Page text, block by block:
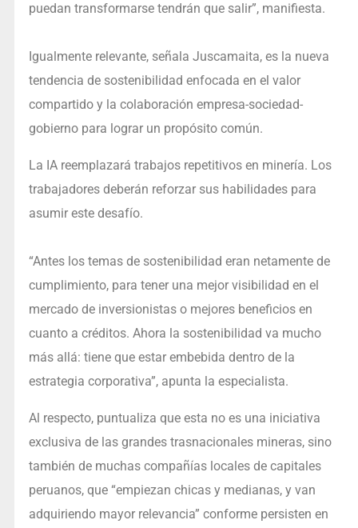
puedan transformarse tendrán que salir”, manifiesta.
Igualmente relevante, señala Juscamaita, es la nueva
tendencia de sostenibilidad enfocada en el valor
compartido y la colaboración empresa-sociedad-
gobierno para lograr un propósito común.
La IA reemplazará trabajos repetitivos en minería. Los
trabajadores deberán reforzar sus habilidades para
asumir este desafío.
“Antes los temas de sostenibilidad eran netamente de
cumplimiento, para tener una mejor visibilidad en el
mercado de inversionistas o mejores beneficios en
cuanto a créditos. Ahora la sostenibilidad va mucho
más allá: tiene que estar embebida dentro de la
estrategia corporativa”, apunta la especialista.
Al respecto, puntualiza que esta no es una iniciativa
exclusiva de las grandes trasnacionales mineras, sino
también de muchas compañías locales de capitales
peruanos, que “empiezan chicas y medianas, y van
adquiriendo mayor relevancia” conforme persisten en